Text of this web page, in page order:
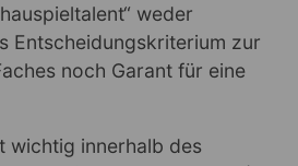
weder
Entscheidungskriterium zur
noch Garant für eine
wichtig innerhalb des